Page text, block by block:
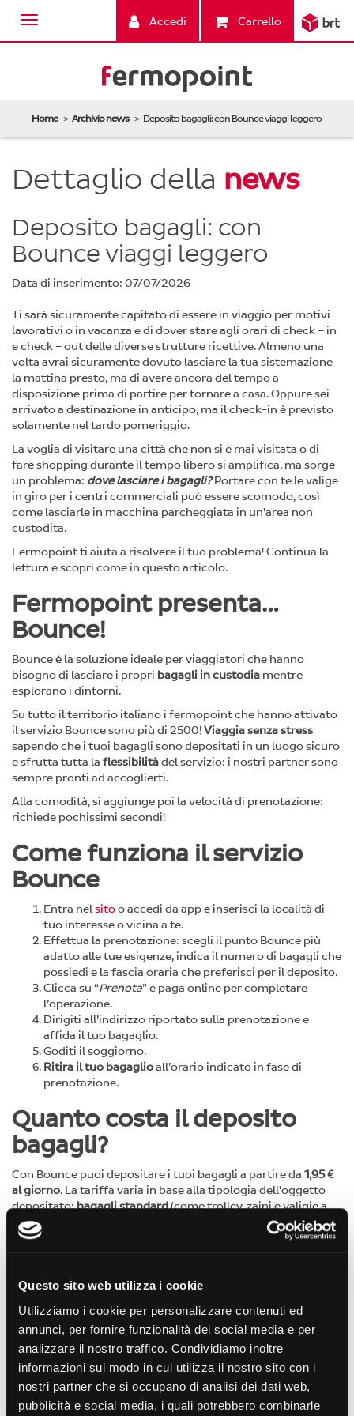
Questo sito web utilizza i cookie
Utilizziamo i cookie per personalizzare contenuti ed
annunci, per fornire funzionalità dei social media e per
analizzare il nostro traffico. Condividiamo inoltre
informazioni sul modo in cui utilizza il nostro sito con i
nostri partner che si occupano di analisi dei dati web,
pubblicità e social media, i quali potrebbero combinarle
Accedi Carrello
Home Archivio news Deposito bagagli: con Bounce viaggi leggero
Dettaglio della news
Deposito bagagli: con
Bounce viaggi leggero
Data di inserimento: 07/07/2026
Ti sarà sicuramente capitato di essere in viaggio per motivi
lavorativi o in vacanza e di dover stare agli orari di check – in
e check – out delle diverse strutture ricettive. Almeno una
volta avrai sicuramente dovuto lasciare la tua sistemazione
la mattina presto, ma di avere ancora del tempo a
disposizione prima di partire per tornare a casa. Oppure sei
arrivato a destinazione in anticipo, ma il check-in è previsto
solamente nel tardo pomeriggio.
La voglia di visitare una città che non si è mai visitata o di
fare shopping durante il tempo libero si amplifica, ma sorge
un problema: dove lasciare i bagagli?Portare con te le valige
in giro per i centri commerciali può essere scomodo, così
come lasciarle in macchina parcheggiata in un’area non
custodita.
Fermopoint ti aiuta a risolvere il tuo problema! Continua la
lettura e scopri come in questo articolo.
Fermopoint presenta…
Bounce!
Bounce è la soluzione ideale per viaggiatori che hanno
bisogno di lasciare i propri bagagli in custodia mentre
esplorano i dintorni.
Su tutto il territorio italiano i fermopoint che hanno attivato
il servizio Bounce sono più di 2500!Viaggia senza stress
sapendo che i tuoi bagagli sono depositati in un luogo sicuro
e sfrutta tutta la flessibilitàdel servizio: i nostri partner sono
sempre pronti ad accoglierti.
Alla comodità, si aggiunge poi la velocità di prenotazione:
richiede pochissimi secondi!
Come funziona il servizio
Bounce
Entra nelsitoo accedi da app e inserisci la località di
tuo interesse o vicina a te.
Effettua la prenotazione: scegli il punto Bounce più
adatto alle tue esigenze, indica il numero di bagagli che
possiedi e la fascia oraria che preferisci per il deposito.
Clicca su “Prenota” e paga online per completare
l’operazione.
Dirigiti all’indirizzo riportato sulla prenotazione e
affida il tuo bagaglio.
Goditi il soggiorno.
Ritira il tuo bagaglioall’orario indicato in fase di
prenotazione.
Quanto costa il deposito
bagagli?
Con Bounce puoi depositare i tuoi bagagli a partire da 1,95 €
al giorno. La tariffa varia in base alla tipologia dell’oggetto
depositato:bagagli standard(come trolley, zaini e valigie a
mano),
(ad esempio borsette o
shopper) e
(come biciclette, tavole da
o per diversi giorni, in base alle tue esigenze. Se hai necessità
di un deposito a lungo termine, per periodi superiori a una
settimana, contatta la piattaforma: ti aiuteranno a trovare la
soluzione più conveniente tra le location disponibili.
Ogni prenotazione comprende una protezione fino a 10.000
€ per i bagagli depositati. In caso di smarrimento, furto o
danneggiamento, eventuali richieste di rimborso vengono
valutate da Bounce secondo i termini e le condizioni del